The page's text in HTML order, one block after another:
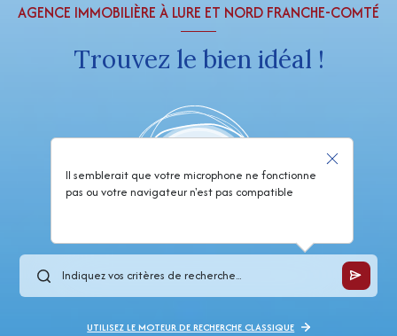
AGENCE IMMOBILIÈRE À LURE ET NORD FRANCHE-COMTÉ
Trouvez le bien idéal !
Il semblerait que votre microphone ne fonctionne
pas ou votre navigateur n'est pas compatible
UTILISEZ LE MOTEUR DE RECHERCHE CLASSIQUE